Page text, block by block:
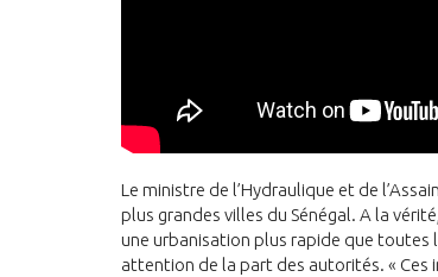
Le ministre de l’Hydraulique et de
plus grandes villes du Sénégal. A la
une urbanisation plus rapide que toutes
attention de la part des autorités. « Ces